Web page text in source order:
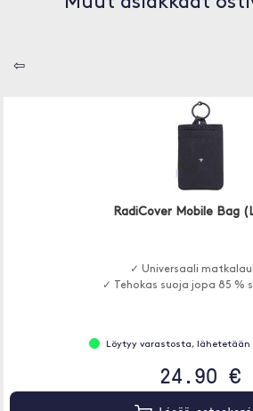
⇦
RadiCover Mobile Bag
✓ Universaali
✓ Tehokas suoja jopa 85 %
Löytyy varastosta,
24.90 €